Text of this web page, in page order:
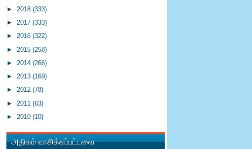
► 2018 (333)
► 2017 (333)
► 2016 (322)
► 2015 (258)
► 2014 (266)
► 2013 (169)
► 2012 (78)
► 2011 (63)
► 2010 (10)
அதிகம் வாசிக்கப்பட்டவை